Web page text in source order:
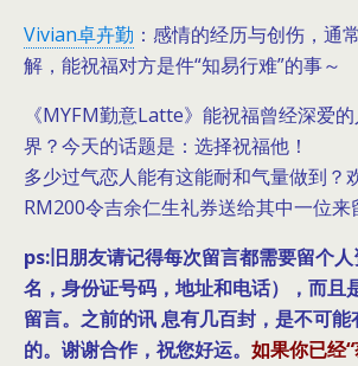
Vivian卓卉勤 ：感情的经历与创伤，通
解，能祝福对方是件“知易行难”的事～
《MYFM勤意Latte》能祝福曾经深爱
界？今天的话题是：选择祝福他！
多少过气恋人能有这能耐和气量做到？
RM200令吉余仁生礼券送给其中一位来
ps:旧朋友请记得每次留言都需要留个
名，身份证号码，地址和电话），而且
留言。之前的讯 息有几百封，是不可能
的。谢谢合作，祝您好运。 如果你已经